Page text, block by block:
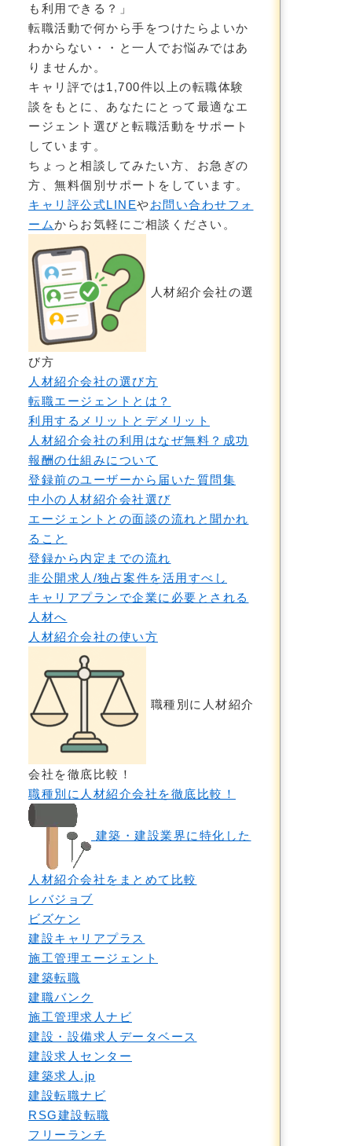
も利用できる？」
転職活動で何から手をつけたらよいか
わからない・・と一人でお悩みではあ
りませんか。
キャリ評では1,700件以上の転職体験
談をもとに、あなたにとって最適なエ
ージェント選びと転職活動をサポート
しています。
ちょっと相談してみたい方、お急ぎの
方、無料個別サポートをしています。
キャリ評公式LINEやお問い合わせフォ
ームからお気軽にご相談ください。
人材紹介会社の選
び方
人材紹介会社の選び方
転職エージェントとは？
利用するメリットとデメリット
人材紹介会社の利用はなぜ無料？成功
報酬の仕組みについて
登録前のユーザーから届いた質問集
中小の人材紹介会社選び
エージェントとの面談の流れと聞かれ
ること
登録から内定までの流れ
非公開求人/独占案件を活用すべし
キャリアプランで企業に必要とされる
人材へ
人材紹介会社の使い方
職種別に人材紹介
会社を徹底比較！
職種別に人材紹介会社を徹底比較！
建築・建設業界に特化した
人材紹介会社をまとめて比較
レバジョブ
ビズケン
建設キャリアプラス
施工管理エージェント
建築転職
建職バンク
施工管理求人ナビ
建設・設備求人データベース
建設求人センター
建築求人.jp
建設転職ナビ
RSG建設転職
フリーランチ